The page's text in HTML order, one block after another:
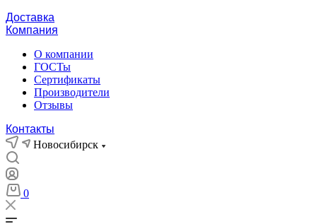
Доставка
Компания
О компании
ГОСТы
Сертификаты
Производители
Отзывы
Контакты
Новосибирск
0